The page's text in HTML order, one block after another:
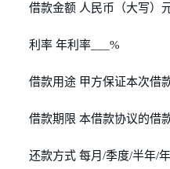
借款金额 人民币（大写）
利率 年利率___%
借款用途 甲方保证本次借
借款期限 本借款协议的借
还款方式 每月/季度/半年/